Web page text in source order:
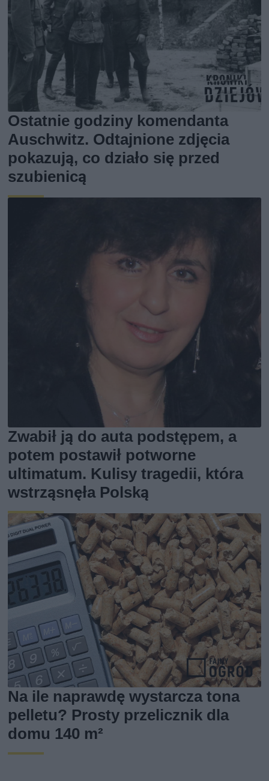
Ostatnie godziny komendanta
Auschwitz. Odtajnione zdjęcia
pokazują, co działo się przed
szubienicą
Zwabił ją do auta podstępem, a
potem postawił potworne
ultimatum. Kulisy tragedii, która
wstrząsnęła Polską
Na ile naprawdę wystarcza tona
pelletu? Prosty przelicznik dla
domu 140 m²